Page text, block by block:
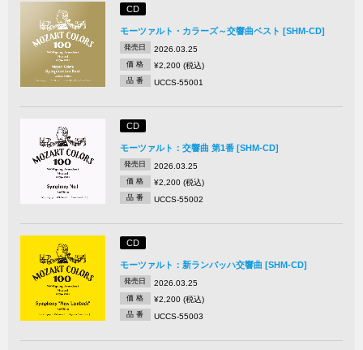
CD
モーツァルト・カラーズ～交響曲ベスト [SHM-CD]
発売日 2026.03.25
価 格 ¥2,200 (税込)
品 番 UCCS-55001
CD
モーツァルト：交響曲 第1番 [SHM-CD]
発売日 2026.03.25
価 格 ¥2,200 (税込)
品 番 UCCS-55002
CD
モーツァルト：新ランバッハ交響曲 [SHM-CD]
発売日 2026.03.25
価 格 ¥2,200 (税込)
品 番 UCCS-55003